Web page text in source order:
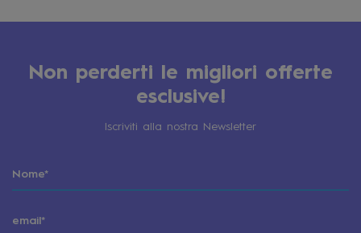
Non perderti le migliori offerte
esclusive!
Iscriviti alla nostra Newsletter